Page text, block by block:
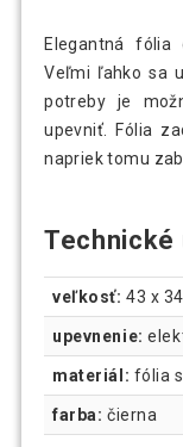
Elegantná
Veľmi ľahko sa
potreby je
upevniť. Fólia
napriek tomu
Technické
veľkosť: 43 x
upevnenie:
materiál: fólia
farba: čierna